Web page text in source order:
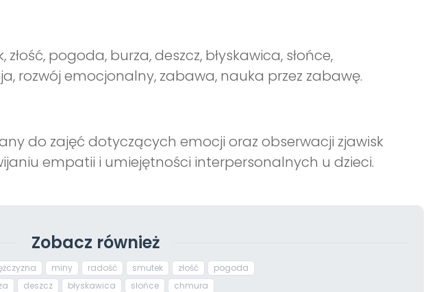
pogoda, burza, deszcz, błyskawica, słońce,
rozwój emocjonalny, zabawa, nauka przez zabawę.
do zajęć dotyczących emocji oraz obserwacji zjawisk
empatii i umiejętności interpersonalnych u dzieci.
Zobacz również
miny radość smutek złość
pogoda
deszcz błyskawica słońce chmura